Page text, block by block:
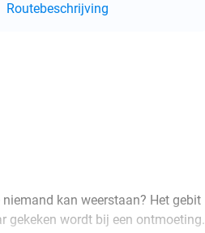
Routebeschrijving
kan weerstaan? Het gebit
gekeken wordt bij een ontmoeting.